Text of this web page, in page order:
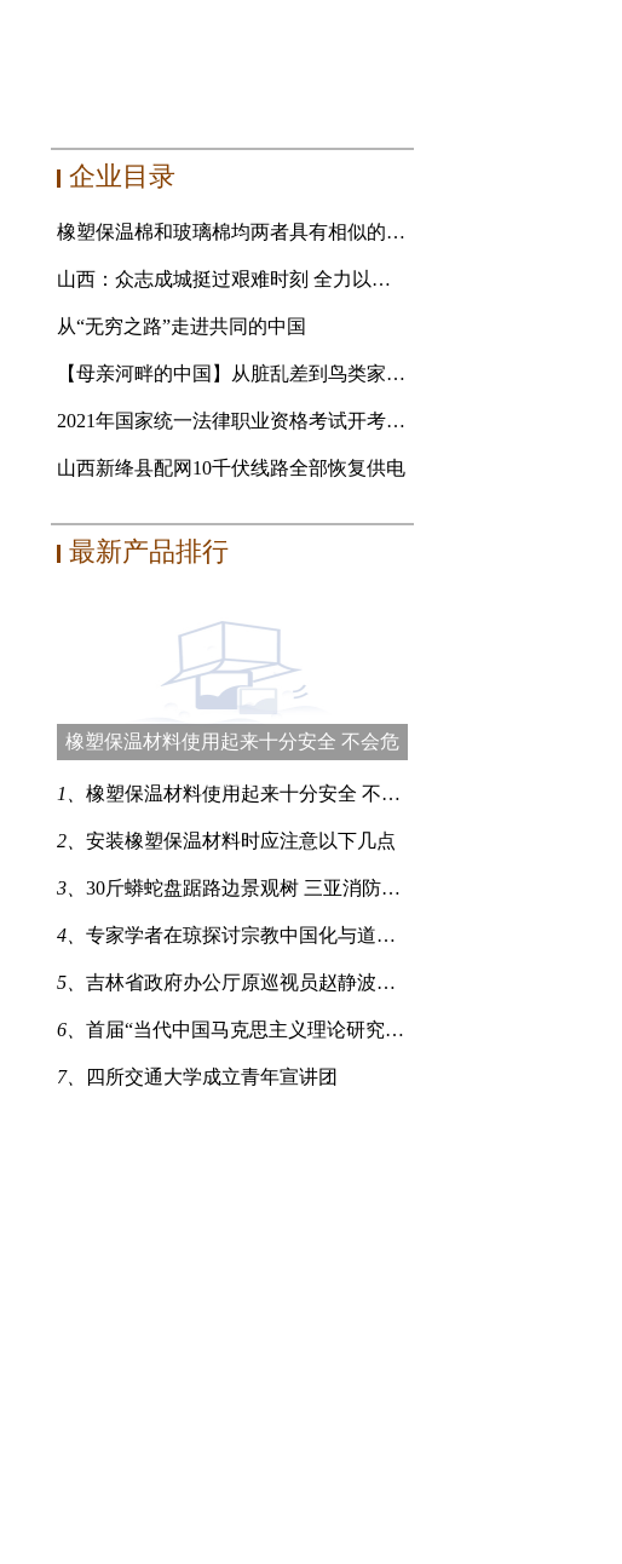
企业目录
橡塑保温棉和玻璃棉均两者具有相似的性能 要选更适合自己的
山西：众志成城挺过艰难时刻 全力以赴恢复美好家园
从“无穷之路”走进共同的中国
【母亲河畔的中国】从脏乱差到鸟类家园 黄河滩地公园是
2021年国家统一法律职业资格考试开考 青海考生人数创新高
山西新绛县配网10千伏线路全部恢复供电
最新产品排行
橡塑保温材料使用起来十分安全 不会危
1、 橡塑保温材料使用起来十分安全 不会危害健康
2、 安装橡塑保温材料时应注意以下几点
3、 30斤蟒蛇盘踞路边景观树 三亚消防员登高抓捕
4、 专家学者在琼探讨宗教中国化与道教的传承创新
5、 吉林省政府办公厅原巡视员赵静波一审被判刑15年
6、 首届“当代中国马克思主义理论研究高层论坛”举行
7、 四所交通大学成立青年宣讲团